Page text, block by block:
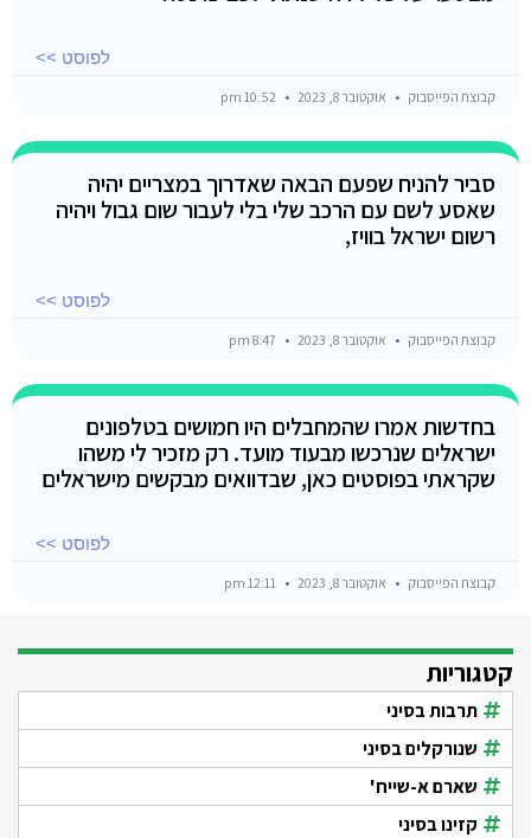
לפוסט >>
קבוצת הפייסבוק אוקטובר 8, 2023
סביר להניח שפעם הבאה שאדרוך במצריים יהיה
שאסע לשם עם הרכב שלי בלי לעבור שום גבול ויהיה
רשום ישראל בוויז,
לפוסט >>
קבוצת הפייסבוק אוקטובר 8, 2023
בחדשות אמרו שהמחבלים היו חמושים בטלפונים
ישראלים שנרכשו מבעוד מועד. רק מזכיר לי משהו
שקראתי בפוסטים כאן, שבדוואים מבקשים מישראלים
לפוסט >>
קבוצת הפייסבוק אוקטובר 8, 2023
קטגוריות
תרבות בסיני
שנורקלים בסיני
שארם א-שייח'
קזינו בסיני